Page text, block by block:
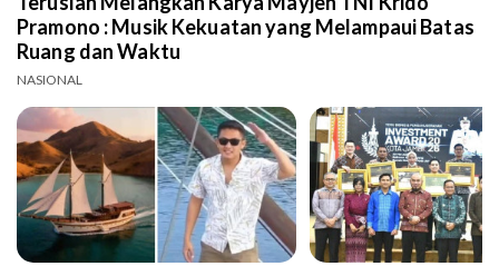
Pramono : Musik Kekuatan yang Melampaui Batas
Ruang dan Waktu
NASIONAL